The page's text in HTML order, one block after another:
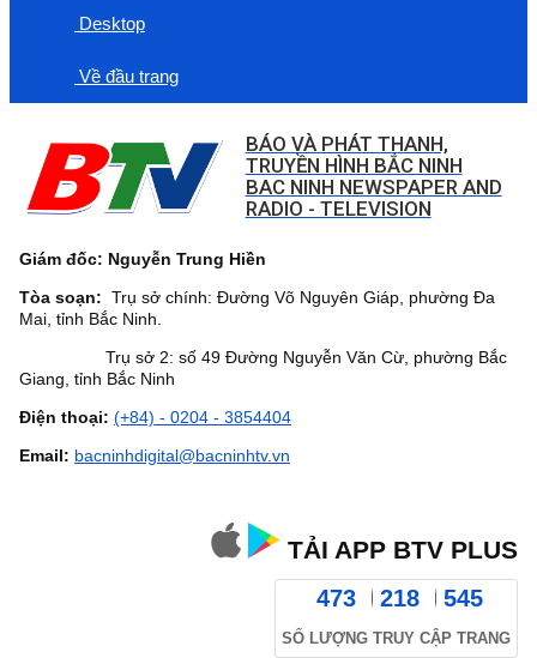
Desktop
Về đầu trang
BÁO VÀ PHÁT THANH,
TRUYỀN HÌNH BẮC NINH
BAC NINH NEWSPAPER AND
RADIO - TELEVISION
Giám đốc: Nguyễn Trung Hiền
Tòa soạn: Trụ sở chính: Đường Võ Nguyên Giáp, phường Đa
Mai, tỉnh Bắc Ninh.
Trụ sở 2: số 49 Đường Nguyễn Văn Cừ, phường Bắc
Giang, tỉnh Bắc Ninh
Điện thoại: (+84) - 0204 - 3854404
Email: bacninhdigital@bacninhtv.vn
TẢI APP BTV PLUS
473 218 545
SỐ LƯỢNG TRUY CẬP TRANG